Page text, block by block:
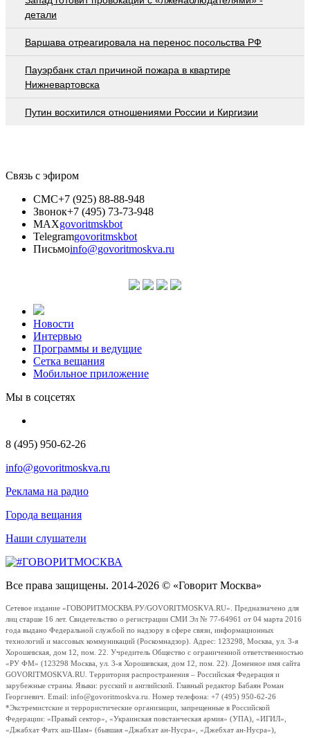
детали
Варшава отреагировала на перенос посольства РФ
Пауэрбанк стал причиной пожара в квартире
Нижневартовска
Путин восхитился отношениями России и Киргизии
Связь с эфиром
СМС+7 (925) 88-88-948
Звонок+7 (495) 73-73-948
MAXgovoritmskbot
Telegramgovoritmskbot
Письмоinfo@govoritmoskva.ru
Новости
Интервью
Программы и ведущие
Сетка вещания
Мобильное приложение
Мы в соцсетях
8 (495) 950-62-26
info@govoritmoskva.ru
Реклама на радио
Города вещания
Наши слушатели
Все права защищены. 2014-2026 © «Говорит Москва»
Сетевое издание «ГОВОРИТМОСКВА.РУ/GOVORITMOSKVA.RU». Предназначено для
лиц старше 16 лет. Свидетельство о регистрации СМИ Эл № 77-64961 от 04 марта 2016
года выдано Федеральной службой по надзору в сфере связи, информационных
технологий и массовых коммуникаций (Роскомнадзор). Адрес: 123298, Москва, ул. 3-я
Хорошевская, дом 12, пом. 22. Учредитель Общество с ограниченной ответственностью
«РУ ФМ» (123298 Москва, ул. 3-я Хорошевская, дом 12, пом. 22). Доменное имя сайта
GOVORITMOSKVA.RU. Территория распространения – Российская Федерация и
зарубежные страны. Языки: русский и английский. Главный редактор Бабаян Роман
Георгиевич. Email: info@govoritmoskva.ru. Номер телефона: +7 (495) 950-62-26
*Экстремистские и террористические организации, запрещенные в Российской
Федерации: «Правый сектор», «Украинская повстанческая армия» (УПА), «ИГИЛ»,
«Джабхат Фатх аш-Шам» (бывшая «Джабхат ан-Нусра», «Джебхат ан-Нусра»),